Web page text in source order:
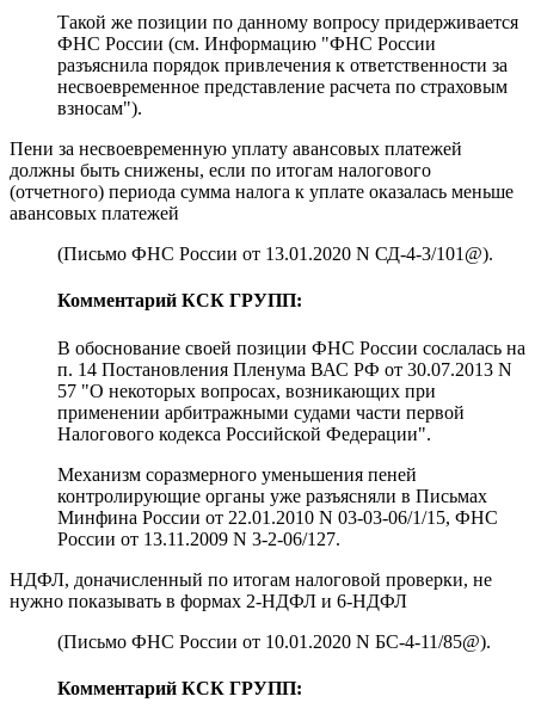
Такой же позиции по данному вопросу придерживается
ФНС России (см. Информацию "ФНС России
разъяснила порядок привлечения к ответственности за
несвоевременное представление расчета по страховым
взносам").
Пени за несвоевременную уплату авансовых платежей
должны быть снижены, если по итогам налогового
(отчетного) периода сумма налога к уплате оказалась меньше
авансовых платежей
(Письмо ФНС России от 13.01.2020 N СД-4-3/101@).
Комментарий КСК ГРУПП:
В обоснование своей позиции ФНС России сослалась на
п. 14 Постановления Пленума ВАС РФ от 30.07.2013 N
57 "О некоторых вопросах, возникающих при
применении арбитражными судами части первой
Налогового кодекса Российской Федерации".
Механизм соразмерного уменьшения пеней
контролирующие органы уже разъясняли в Письмах
Минфина России от 22.01.2010 N 03-03-06/1/15, ФНС
России от 13.11.2009 N 3-2-06/127.
НДФЛ, доначисленный по итогам налоговой проверки, не
нужно показывать в формах 2-НДФЛ и 6-НДФЛ
(Письмо ФНС России от 10.01.2020 N БС-4-11/85@).
Комментарий КСК ГРУПП: